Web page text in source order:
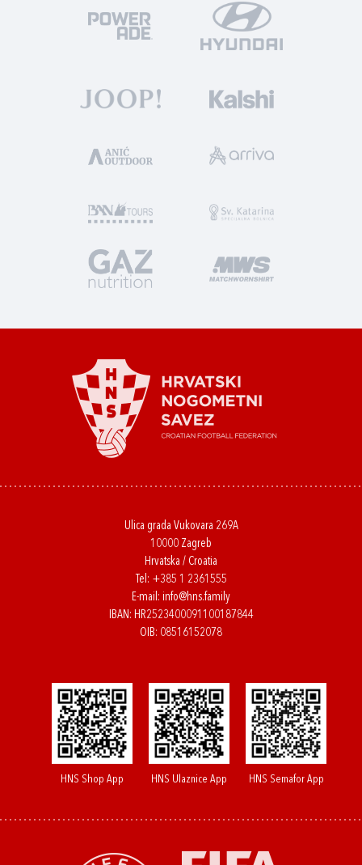
Ulica grada Vukovara 269A
10000 Zagreb
Hrvatska / Croatia
Tel: +385 1 2361555
E-mail: info@hns.family
IBAN: HR2523400091100187844
OIB: 08516152078
HNS Shop App HNS Ulaznice App HNS Semafor App